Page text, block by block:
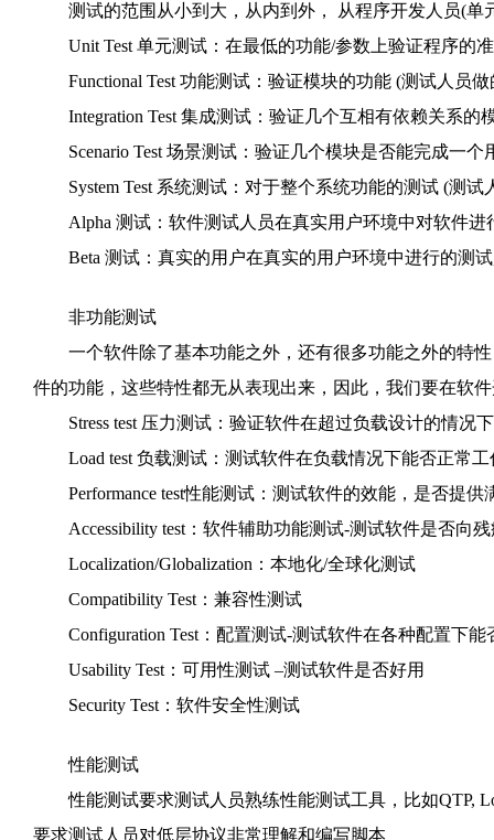
测试的范围从小到大，从内到外， 从程序开发人员(单
Unit Test 单元测试：在最低的功能/参数上验证程序的
Functional Test 功能测试：验证模块的功能 (测试人员做
Integration Test 集成测试：验证几个互相有依赖关系的
Scenario Test 场景测试：验证几个模块是否能完成一个
System Test 系统测试：对于整个系统功能的测试 (测试
Alpha 测试：软件测试人员在真实用户环境中对软件进
Beta 测试：真实的用户在真实的用户环境中进行的测试
非功能测试
一个软件除了基本功能之外，还有很多功能之外的特性
件的功能，这些特性都无从表现出来，因此，我们要在软
Stress test 压力测试：验证软件在超过负载设计的情况
Load test 负载测试：测试软件在负载情况下能否正常工
Performance test性能测试：测试软件的效能，是否提供
Accessibility test：软件辅助功能测试-测试软件是否向
Localization/Globalization：本地化/全球化测试
Compatibility Test：兼容性测试
Configuration Test：配置测试-测试软件在各种配置下能
Usability Test：可用性测试 –测试软件是否好用
Security Test：软件安全性测试
性能测试
性能测试要求测试人员熟练性能测试工具，比如QTP,
要求测试人员对低层协议非常理解和编写脚本